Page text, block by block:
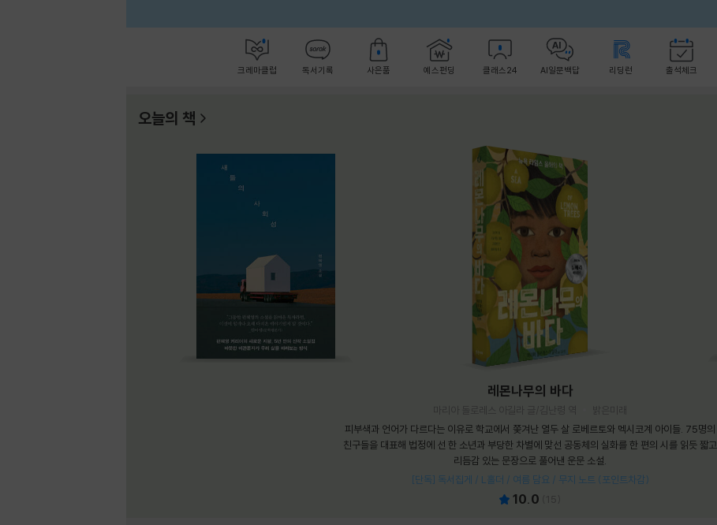
크레마클럽 독서기록 사은품 예스펀딩 클래스24 AI일문백답 리딩런 출석체크
오늘의 책
레몬나무의 바다
피부색과 언어가 다르다는 이유로 학교에서 쫓겨난 열두 살 로베르토와 멕시코계 아이들. 75명의
친구들을 대표해 법정에 선 한 소년과 부당한 차별에 맞선 공동체의 실화를 한 편의 시를 읽듯 짧고
리듬감 있는 문장으로 풀어낸 운문 소설.
[단독] 독서집게 / L홀더 / 여름 담요 / 무지 노트 (포인트차감)
10.0